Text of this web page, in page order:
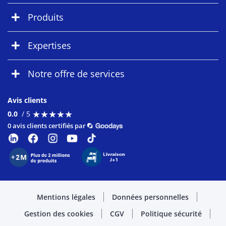
Produits
Expertises
Notre offre de services
Avis clients
0.0 / 5 ★★★★★
★★★★★
0 avis clients certifiés par
Mentions légales
Données personnelles
Gestion des cookies
CGV
Politique sécurité